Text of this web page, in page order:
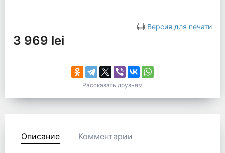
Версия для печати
3 969 lei
Рассказать друзьям
Описание Комментарии